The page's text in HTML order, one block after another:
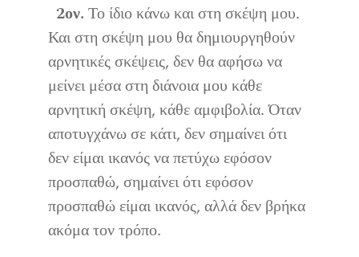
2ον. Το ίδιο κάνω και στη σκέψη μου.
Και στη σκέψη μου θα δημιουργηθούν
αρνητικές σκέψεις, δεν θα αφήσω να
μείνει μέσα στη διάνοια μου κάθε
αρνητική σκέψη, κάθε αμφιβολία. Όταν
αποτυγχάνω σε κάτι, δεν σημαίνει ότι
δεν είμαι ικανός να πετύχω εφόσον
προσπαθώ, σημαίνει ότι εφόσον
προσπαθώ είμαι ικανός, αλλά δεν βρήκα
ακόμα τον τρόπο.